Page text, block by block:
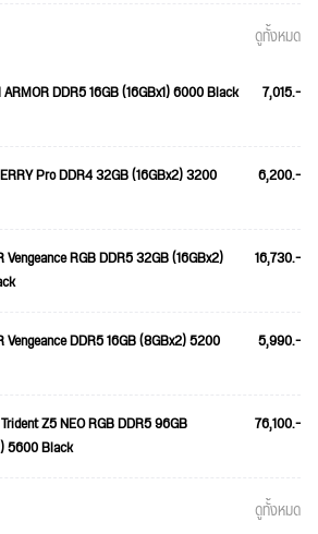
ดูทั้งหมด
DDR5 16GB (16GBx1) 6000 Black 7,015.-
Pro DDR4 32GB (16GBx2) 3200
6,200.-
Vengeance RGB DDR5 32GB (16GBx2)
16,730.-
Vengeance DDR5 16GB (8GBx2) 5200
5,990.-
Z5 NEO RGB DDR5 96GB
5600 Black
76,100.-
ดูทั้งหมด